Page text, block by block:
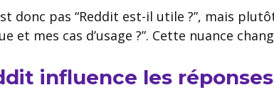
donc pas “Reddit est-il utile ?”, mais
et mes cas d’usage ?”. Cette nuance
influence les